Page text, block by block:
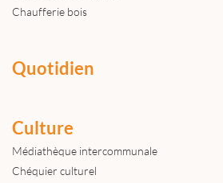
Chaufferie bois
Quotidien
Culture
Médiathèque intercommunale
Chéquier culturel